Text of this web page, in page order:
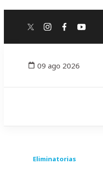
twitterinstagram
facebook
09 ago 2026
Eliminatorias